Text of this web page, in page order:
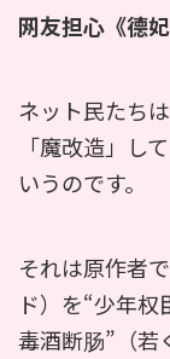
网友担心《德
ネット民たち
「魔改造」し
いうのです。
それは原作者
ド）を“少年权
毒酒断肠”（若